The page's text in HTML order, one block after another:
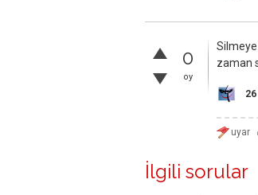
0
oy
Silmeye
zaman
İlgili sorular